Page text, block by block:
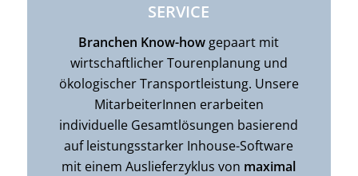
SERVICE
Branchen Know-how gepaart mit
wirtschaftlicher Tourenplanung und
ökologischer Transportleistung. Unsere
MitarbeiterInnen erarbeiten
individuelle Gesamtlösungen basierend
auf leistungsstarker Inhouse-Software
mit einem Auslieferzyklus von maximal